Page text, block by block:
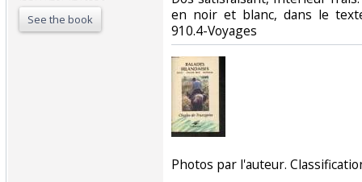
See the book
en noir et blanc, dans le
910.4-Voyages‎
‎Photos par l'auteur.